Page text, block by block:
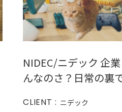
NIDEC/ニデック 企
んなのさ？日常の裏
CLIENT : ニデック